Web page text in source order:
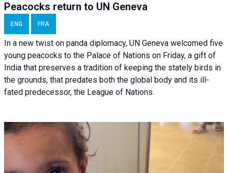
Peacocks return to UN Geneva
ENG FRA
In a new twist on panda diplomacy, UN Geneva welcomed five
young peacocks to the Palace of Nations on Friday, a gift of
India that preserves a tradition of keeping the stately birds in
the grounds, that predates both the global body and its ill-
fated predecessor, the League of Nations.